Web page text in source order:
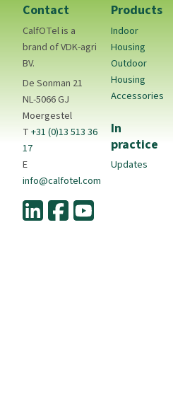
Contact
CalfOTel is a
brand of VDK-agri
BV.
De Sonman 21
NL-5066 GJ
Moergestel
T+31 (0)13 513 36
17
E
info@calfotel.com
Products
Indoor
Housing
Outdoor
Housing
Accessories
In
practice
Updates